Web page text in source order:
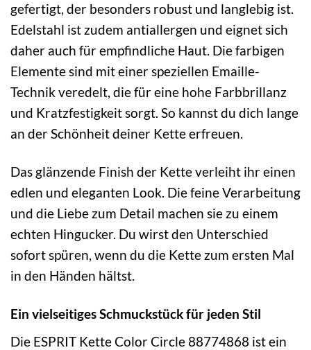
gefertigt, der besonders robust und langlebig ist.
Edelstahl ist zudem antiallergen und eignet sich
daher auch für empfindliche Haut. Die farbigen
Elemente sind mit einer speziellen Emaille-
Technik veredelt, die für eine hohe Farbbrillanz
und Kratzfestigkeit sorgt. So kannst du dich lange
an der Schönheit deiner Kette erfreuen.
Das glänzende Finish der Kette verleiht ihr einen
edlen und eleganten Look. Die feine Verarbeitung
und die Liebe zum Detail machen sie zu einem
echten Hingucker. Du wirst den Unterschied
sofort spüren, wenn du die Kette zum ersten Mal
in den Händen hältst.
Ein vielseitiges Schmuckstück für jeden Stil
Die ESPRIT Kette Color Circle 88774868 ist ein